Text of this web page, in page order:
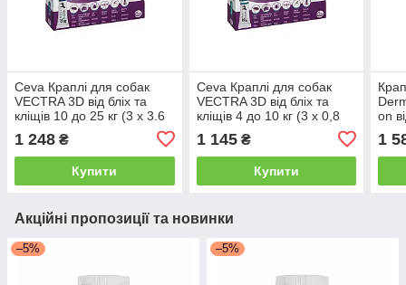
Ceva Краплі для собак
VECTRA 3D від бліх та
кліщів 10 до 25 кг (3 х 3.6
1 248 ₴
Купити
Ceva Краплі для собак
VECTRA 3D від бліх та
кліщів 4 до 10 кг (3 х 0,8
1 145₴
Купити
on
1
Акційні пропозиції та новинки
–5% –5%